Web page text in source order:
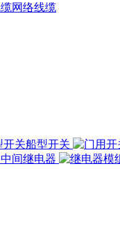
网络线缆
船型开关
中间继电器